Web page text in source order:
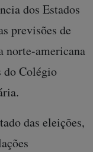
dos Estados
previsões de
norte-americana
do Colégio
das eleições,